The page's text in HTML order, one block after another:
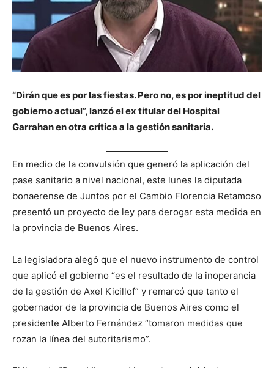
“Dirán que es por las fiestas. Pero no, es por ineptitud del
gobierno actual”, lanzó el ex titular del Hospital
Garrahan en otra crítica a la gestión sanitaria.
En medio de la convulsión que generó la aplicación del
pase sanitario a nivel nacional, este lunes la diputada
bonaerense de Juntos por el Cambio Florencia Retamoso
presentó un proyecto de ley para derogar esta medida en
la provincia de Buenos Aires.
La legisladora alegó que el nuevo instrumento de control
que aplicó el gobierno “es el resultado de la inoperancia
de la gestión de Axel Kicillof” y remarcó que tanto el
gobernador de la provincia de Buenos Aires como el
presidente Alberto Fernández “tomaron medidas que
rozan la línea del autoritarismo”.